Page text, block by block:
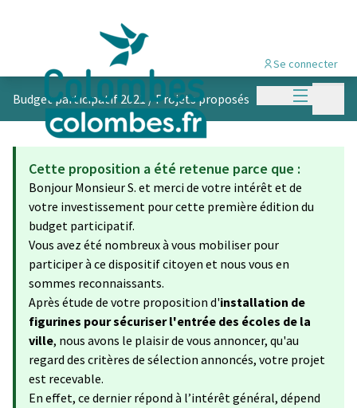
Menu
Se connecter
Budget participatif 2021 /Projets proposés
Cette proposition a été retenue parce que :
Bonjour Monsieur S. et merci de votre intérêt et de
votre investissement pour cette première édition du
budget participatif.
Vous avez été nombreux à vous mobiliser pour
participer à ce dispositif citoyen et nous vous en
sommes reconnaissants.
Après étude de votre proposition d'installation de
figurines pour sécuriser l'entrée des écoles de la
ville, nous avons le plaisir de vous annoncer, qu'au
regard des critères de sélection annoncés, votre projet
est recevable.
En effet, ce dernier répond à l’intérêt général, dépend